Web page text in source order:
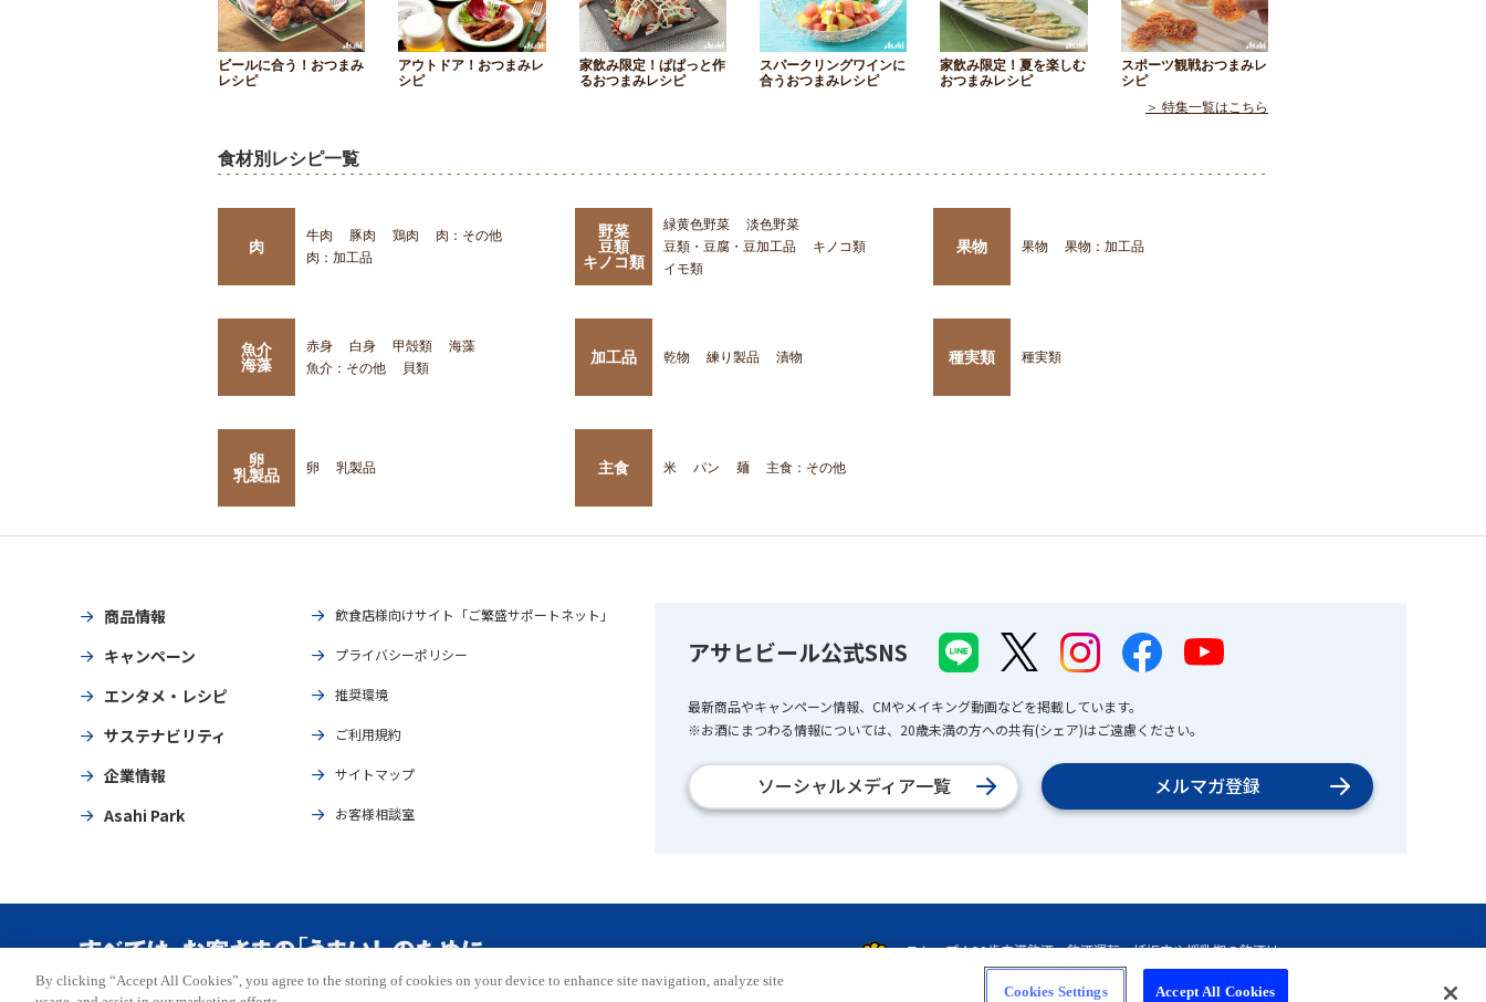
ビールに合う！おつまみ
レシピ
アウトドア！おつまみレ
シピ
家飲み限定！ぱぱっと作
るおつまみレシピ
スパークリングワインに
合うおつまみレシピ
家飲み限定！夏を楽しむ
おつまみレシピ
スポーツ観戦おつまみレ
シピ
＞ 特集一覧はこちら
食材別レシピ一覧
肉
牛肉 豚肉 鶏肉
肉：その他
肉：加工品
野菜
豆類
キノコ類
緑黄色野菜
淡色野菜
豆類・豆腐・豆加工品
キノコ類
イモ類
果物 果物 果物：加工品
魚介
海藻
赤身 白身 甲殻類
海藻
魚介：その他
貝類
加工品 乾物 練り製品 漬物 種実類 種実類
卵
乳製品
卵 乳製品 主食 米 パン 麺 主食：その他
商品情報
キャンペーン
エンタメ・レシピ
サステナビリティ
企業情報
Asahi Park
飲食店様向けサイト「ご繁盛サポートネット」
プライバシーポリシー
推奨環境
ご利用規約
サイトマップ
お客様相談室
アサヒビール公式SNS
最新商品やキャンペーン情報、CMやメイキング動画などを掲載しています。
※お酒にまつわる情報については、20歳未満の方への共有(シェア)はご遠慮ください。
ソーシャルメディア一覧 メルマガ登録
Copyright © ASAHI BREWERIES, LTD. All rights reserved.
By clicking “Accept All Cookies”, you agree to the storing of cookies on your device to enhance site navigation, analyze site
Cookies Settings Accept All Cookies